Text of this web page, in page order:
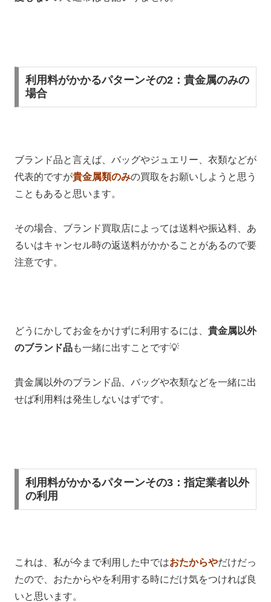
利用料がかかるパターンその2：貴金属のみの
場合
ブランド品と言えば、バッグやジュエリー、衣類などが
代表的ですが貴金属類のみの買取をお願いしようと思う
こともあると思います。
その場合、ブランド買取店によっては送料や振込料、あ
るいはキャンセル時の返送料がかかることがあるので要
注意です。
どうにかしてお金をかけずに利用するには、 貴金属以外
のブランド品も一緒に出すことです💡
貴金属以外のブランド品、バッグや衣類などを一緒に出
せば利用料は発生しないはずです。
利用料がかかるパターンその3：指定業者以外
の利用
これは、私が今まで利用した中ではおたからやだけだっ
たので、おたからやを利用する時にだけ気をつければ良
いと思います。